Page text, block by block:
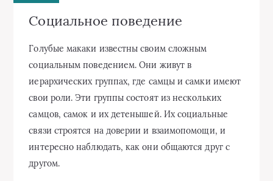
Социальное поведение
Голубые макаки известны своим сложным
социальным поведением. Они живут в
иерархических группах, где самцы и самки имеют
свои роли. Эти группы состоят из нескольких
самцов, самок и их детенышей. Их социальные
связи строятся на доверии и взаимопомощи, и
интересно наблюдать, как они общаются друг с
другом.